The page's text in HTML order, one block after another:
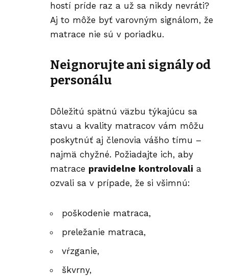
hostí príde raz a už sa nikdy nevráti?
Aj to môže byť varovným signálom, že
matrace nie sú v poriadku.
Neignorujte ani signály od
personálu
Dôležitú spätnú väzbu týkajúcu sa
stavu a kvality matracov vám môžu
poskytnúť aj členovia vášho tímu –
najmä chyžné. Požiadajte ich, aby
matrace pravidelne kontrolovali a
ozvali sa v prípade, že si všimnú:
poškodenie matraca,
preležanie matraca,
vŕzganie,
škvrny,